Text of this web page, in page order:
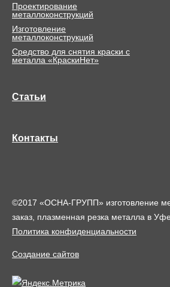
Проектирование
металлоконструкций
Изготовление
металлоконструкций
Средство для снятия краски с
металла «КраскиНет»
Статьи
Контакты
©2017 «ОСНА-ГРУПП» изготовление
заказ, плазменная резка металла в Уфе
Политика конфиденциальности
Создание сайтов